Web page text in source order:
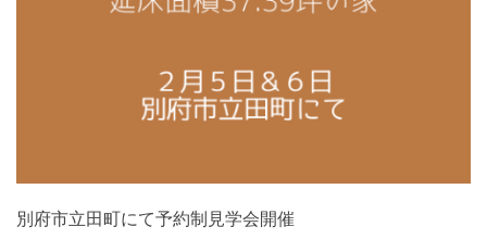
別府市立田町にて予約制見学会開催